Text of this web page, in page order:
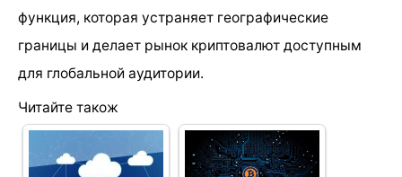
функция, которая устраняет географические
границы и делает рынок криптовалют доступным
для глобальной аудитории.
Читайте також